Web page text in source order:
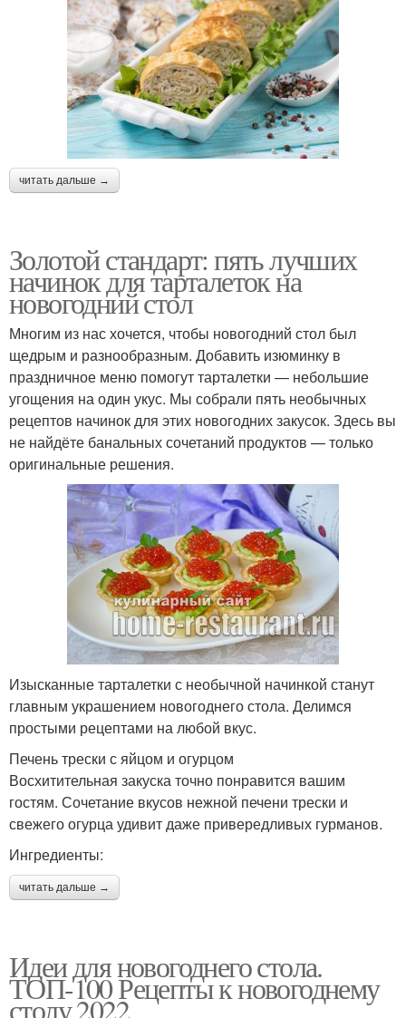
читать дальше →
Золотой стандарт: пять лучших
начинок для тарталеток на
новогодний стол
Многим из нас хочется, чтобы новогодний стол был
щедрым и разнообразным. Добавить изюминку в
праздничное меню помогут тарталетки — небольшие
угощения на один укус. Мы собрали пять необычных
рецептов начинок для этих новогодних закусок. Здесь вы
не найдёте банальных сочетаний продуктов — только
оригинальные решения.
Изысканные тарталетки с необычной начинкой станут
главным украшением новогоднего стола. Делимся
простыми рецептами на любой вкус.
Печень трески с яйцом и огурцом
Восхитительная закуска точно понравится вашим
гостям. Сочетание вкусов нежной печени трески и
свежего огурца удивит даже привередливых гурманов.
Ингредиенты:
читать дальше →
Идеи для новогоднего стола.
ТОП-100 Рецепты к новогоднему
столу 2022